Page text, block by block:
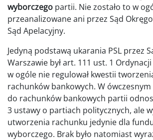
wyborczego partii. Nie zostało to w
przeanalizowane ani przez Sąd
Sąd Apelacyjny.
Jedyną podstawą ukarania PSL przez
Warszawie był art. 111 ust. 1
w ogóle nie regulował kwestii
rachunków bankowych. W
do rachunków bankowych partii
3 ustawy o partiach politycznych, ale
utworzenia rachunku jedynie dla
wyborczego. Brak było natomiast